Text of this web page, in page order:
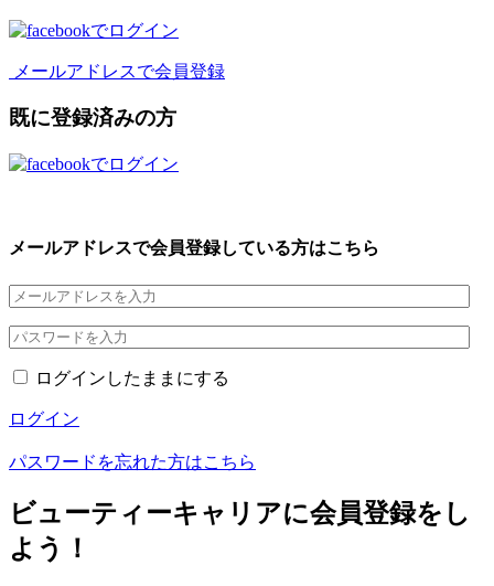
メールアドレスで会員登録
既に登録済みの方
メールアドレスで会員登録している方はこちら
ログインしたままにする
ログイン
パスワードを忘れた方はこちら
ビューティーキャリアに会員登録をし
よう！